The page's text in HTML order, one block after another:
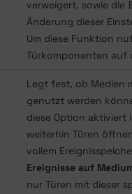
verweigert, sowie die
Änderung dieser
Um diese Funktion
Türkomponenten auf
Legt fest, ob Medien
genutzt werden
diese Option aktiviert
weiterhin Türen
vollem
Ereignisse auf
nur Türen mit dieser